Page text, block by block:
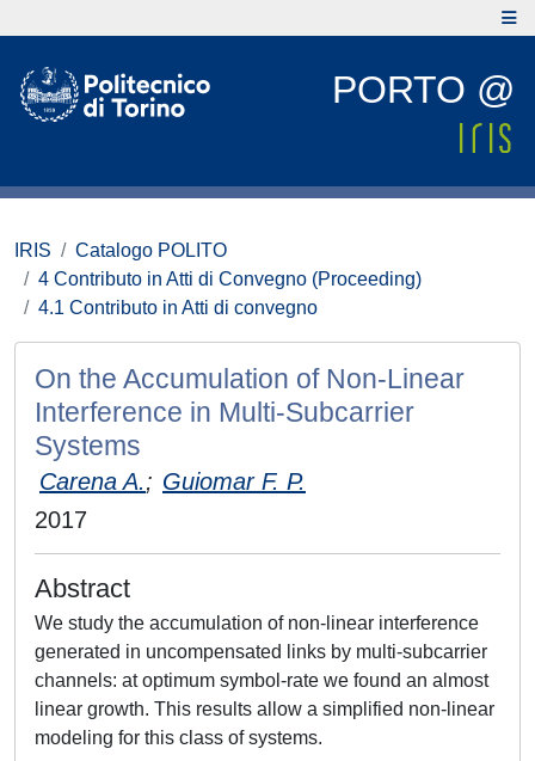
PORTO @
IRIS
Catalogo POLITO
4 Contributo in Atti di Convegno (Proceeding)
4.1 Contributo in Atti di convegno
On the Accumulation of Non-Linear
Interference in Multi-Subcarrier
Systems
Carena A.; Guiomar F. P.
2017
Abstract
We study the accumulation of non-linear interference
generated in uncompensated links by multi-subcarrier
channels: at optimum symbol-rate we found an almost
linear growth. This results allow a simplified non-linear
modeling for this class of systems.